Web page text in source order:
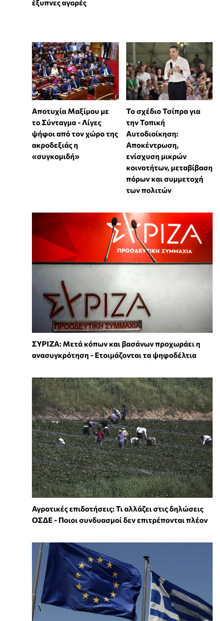
έξυπνες αγορές
Αποτυχία Μαξίμου με
το Σύνταγμα - Λίγες
ψήφοι από τον χώρο της
ακροδεξιάς η
«συγκομιδή»
Το σχέδιο Τσίπρα για
την Τοπική
Αυτοδιοίκηση:
Αποκέντρωση,
ενίσχυση μικρών
κοινοτήτων, μεταβίβαση
πόρων και συμμετοχή
των πολιτών
ΣΥΡΙΖΑ: Μετά κόπων και βασάνων προχωράει η
ανασυγκρότηση - Ετοιμάζονται τα ψηφοδέλτια
Αγροτικές επιδοτήσεις: Τι αλλάζει στις δηλώσεις
ΟΣΔΕ - Ποιοι συνδυασμοί δεν επιτρέπονται πλέον